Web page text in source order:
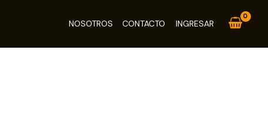
NOSOTROS CONTACTO INGRESAR